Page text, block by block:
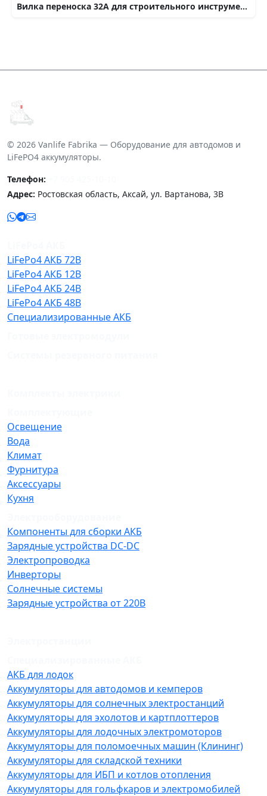
Вилка переноска 32А для строительного инструмента при питании от бензинового генератора 5 кВт
© 2026 Vanlife Fabrika — Оборудование для автодомов и
LiFePO4 аккумуляторы.
Телефон:
Адрес: Ростовская область, Аксай, ул. Вартанова, 3В
LiFePo4 АКБ 72В
LiFePo4 АКБ 12В
LiFePo4 АКБ 24В
LiFePo4 АКБ 48В
Специализированные АКБ
Освещение
Вода
Климат
Фурнитура
Аксессуары
Кухня
Компоненты для сборки АКБ
Зарядные устройства DC-DC
Электропроводка
Инверторы
Солнечные системы
Зарядные устройства от 220В
АКБ для лодок
Аккумуляторы для автодомов и кемперов
Аккумуляторы для солнечных электростанций
Аккумуляторы для эхолотов и картплоттеров
Аккумуляторы для лодочных электромоторов
Аккумуляторы для поломоечных машин (Клининг)
Аккумуляторы для складской техники
Аккумуляторы для ИБП и котлов отопления
Аккумуляторы для гольфкаров и электромобилей